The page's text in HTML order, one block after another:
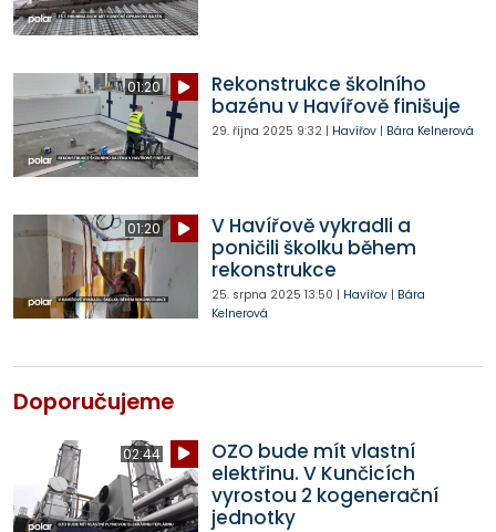
01:20
Rekonstrukce školního
bazénu v Havířově finišuje
29. října 2025 9:32| Havířov| Bára Kelnerová
01:20
V Havířově vykradli a
poničili školku během
rekonstrukce
25. srpna 2025 13:50 | Havířov| Bára
Kelnerová
Doporučujeme
02:44
OZO bude mít vlastní
elektřinu. V Kunčicích
vyrostou 2 kogenerační
jednotky